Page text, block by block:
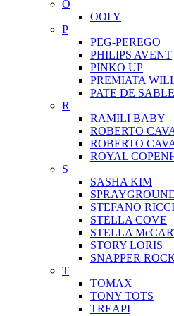
O
OOLY
P
PEG-PEREGO
PHILIPS AVENT
PINKO UP
PREMIATA
PATE DE SABLE
R
RAMILI BABY
ROBERTO
ROBERTO
ROYAL
S
SASHA KIM
STEFANO RICCI
STELLA COVE
STELLA
STORY LORIS
SNAPPER
T
TOMAX
TONY TOTS
TREAPI